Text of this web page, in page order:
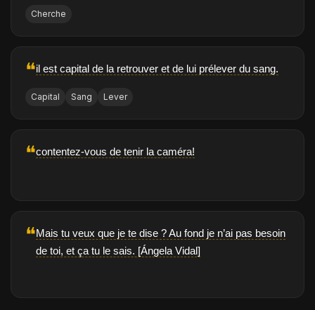
Cherche
❝il est capital de la retrouver et de lui prélever du sang.
Capital Sang Lever
❝contentez-vous de tenir la caméra!
❝Mais tu veux que je te dise ? Au fond je n’ai pas besoin
de toi, et ça tu le sais. [Ángela Vidal]